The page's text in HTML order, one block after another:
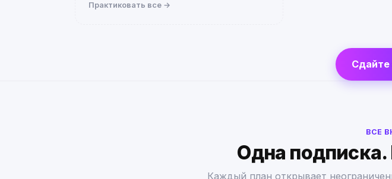
Практиковать все →
ВСЕ
Одна
Каждый план открывает